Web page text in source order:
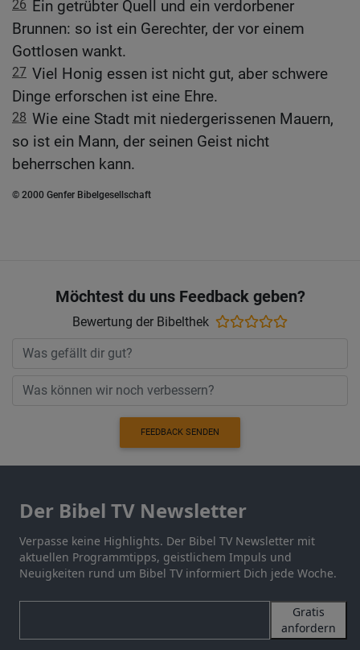
26 Ein getrübter Quell und ein verdorbener
Brunnen: so ist ein Gerechter, der vor einem
Gottlosen wankt.
27 Viel Honig essen ist nicht gut, aber schwere
Dinge erforschen ist eine Ehre.
28 Wie eine Stadt mit niedergerissenen Mauern,
so ist ein Mann, der seinen Geist nicht
beherrschen kann.
© 2000 Genfer Bibelgesellschaft
Möchtest du uns Feedback geben?
Bewertung der Bibelthek
FEEDBACK SENDEN
Der Bibel TV Newsletter
Verpasse keine Highlights. Der Bibel TV Newsletter mit
aktuellen Programmtipps, geistlichem Impuls und
Neuigkeiten rund um Bibel TV informiert Dich jede Woche.
Gratis
anfordern